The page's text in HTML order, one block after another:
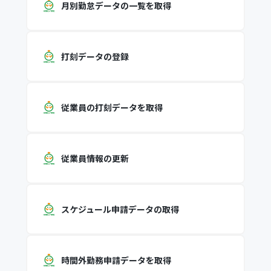
月別勤怠データの一覧を取得
打刻データの登録
従業員の打刻データを取得
従業員情報の更新
スケジュール申請データの取得
時間外勤務申請データを取得